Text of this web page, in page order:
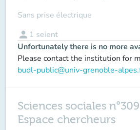
Sans prise électrique
person 1 seient
Unfortunately there is no more
Please contact the institution for
budl-public@univ-grenoble-
Sciences sociales
Espace chercheurs